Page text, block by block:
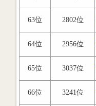
63位 2802位
64位 2956位
65位 3037位
66位 3241位